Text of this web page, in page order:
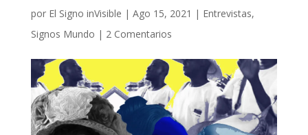
por El Signo inVisible | Ago 15, 2021 | Entrevistas,
Signos Mundo | 2 Comentarios